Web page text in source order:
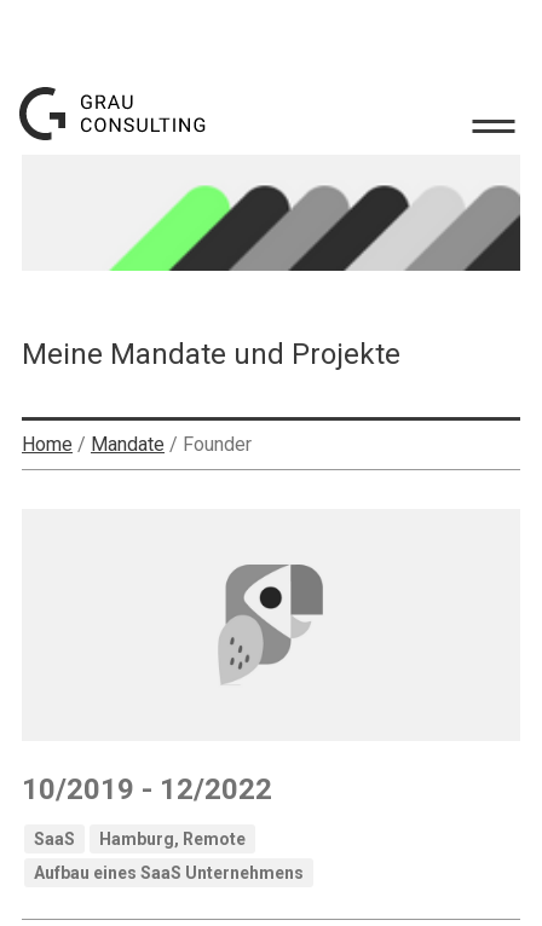
Meine Mandate und Projekte
Home / Mandate / Founder
10/2019 - 12/2022
SaaS
Hamburg, Remote
Aufbau eines SaaS Unternehmens